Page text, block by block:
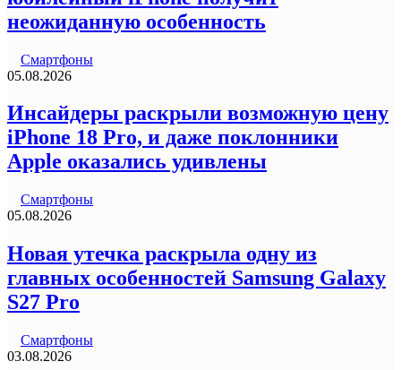
неожиданную особенность
Смартфоны
05.08.2026
Инсайдеры раскрыли возможную цену
iPhone 18 Pro, и даже поклонники
Apple оказались удивлены
Смартфоны
05.08.2026
Новая утечка раскрыла одну из
главных особенностей Samsung Galaxy
S27 Pro
Смартфоны
03.08.2026